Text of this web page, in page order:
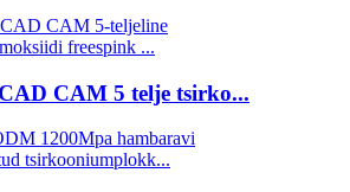
CAM 5 telje tsirko...